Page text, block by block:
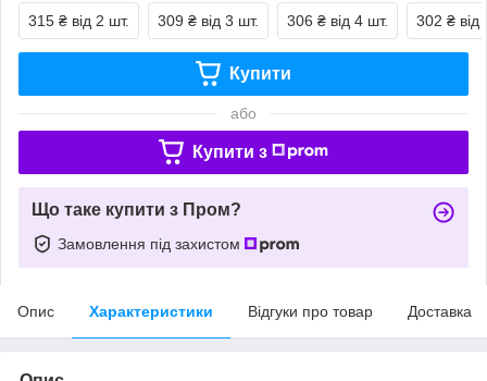
315 ₴ від 2 шт. 309 ₴ від 3 шт. 306 ₴ від 4 шт. 302 ₴ від
Купити
або
Купити з
Що таке купити з Пром?
Замовлення під захистом
Опис Характеристики Відгуки про товар Доставка